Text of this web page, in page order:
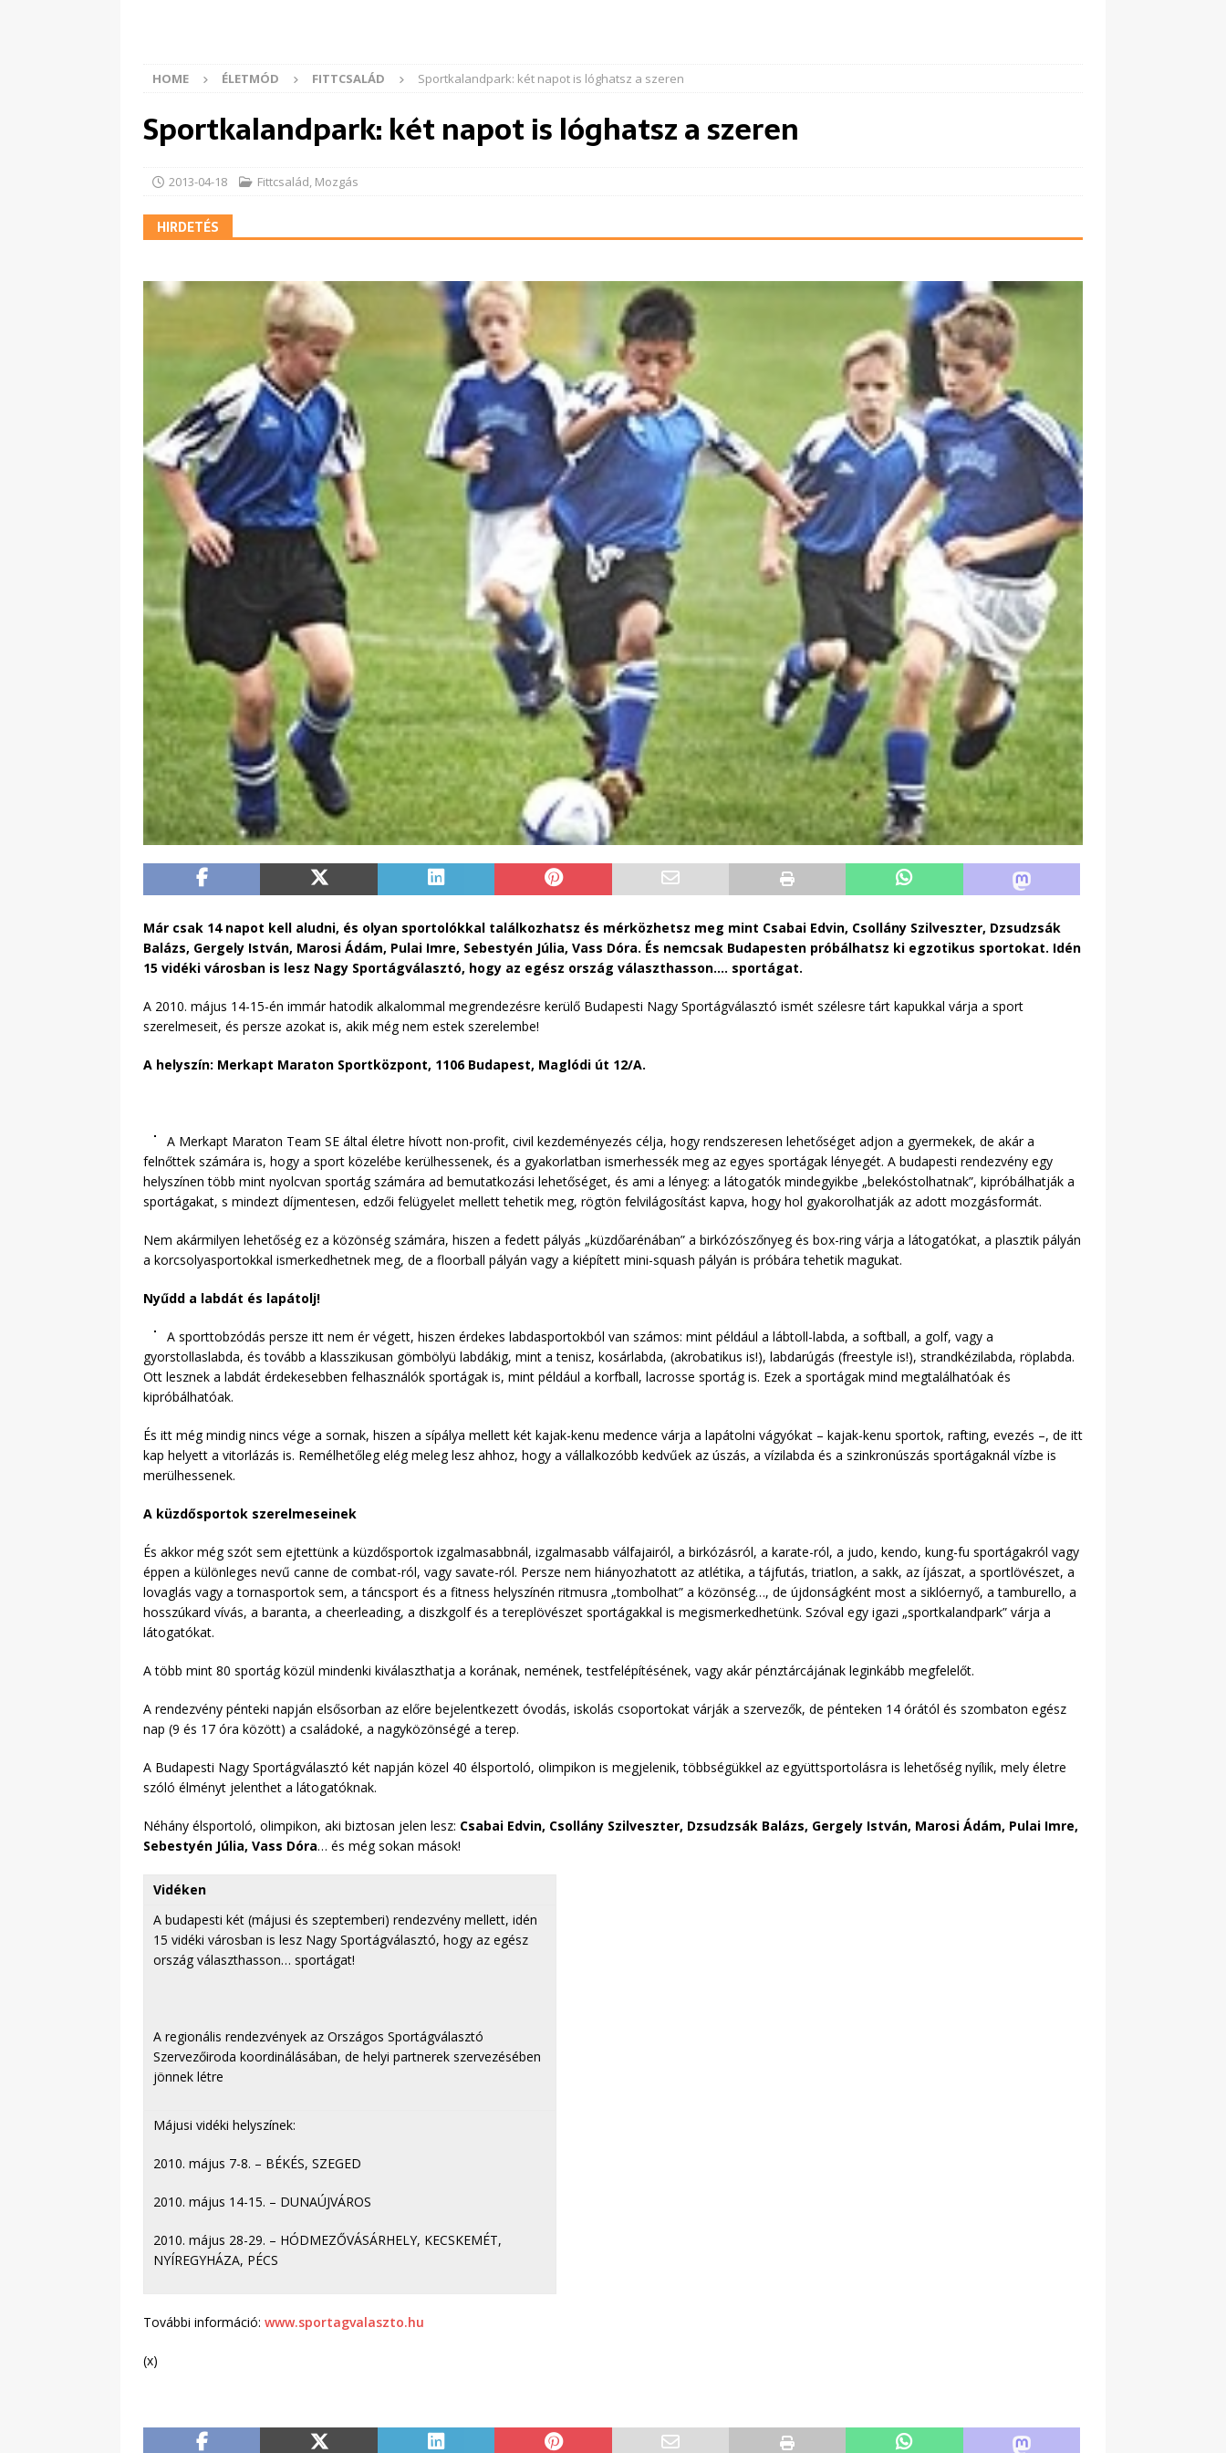
HOME ÉLETMÓD FITTCSALÁD Sportkalandpark: két napot is lóghatsz a szeren
Sportkalandpark: két napot is lóghatsz a szeren
2013-04-18 Fittcsalád, Mozgás
HIRDETÉS
Már csak 14 napot kell aludni, és olyan sportolókkal találkozhatsz és mérközhetsz meg mint Csabai Edvin, Csollány Szilveszter, Dzsudzsák
Balázs, Gergely István, Marosi Ádám, Pulai Imre, Sebestyén Júlia, Vass Dóra. És nemcsak Budapesten próbálhatsz ki egzotikus sportokat. Idén
15 vidéki városban is lesz Nagy Sportágválasztó, hogy az egész ország választhasson…. sportágat.
A 2010. május 14-15-én immár hatodik alkalommal megrendezésre kerülő Budapesti Nagy Sportágválasztó ismét szélesre tárt kapukkal várja a sport
szerelmeseit, és persze azokat is, akik még nem estek szerelembe!
A helyszín: Merkapt Maraton Sportközpont, 1106 Budapest, Maglódi út 12/A.
A Merkapt Maraton Team SE által életre hívott non-profit, civil kezdeményezés célja, hogy rendszeresen lehetőséget adjon a gyermekek, de akár a
felnőttek számára is, hogy a sport közelébe kerülhessenek, és a gyakorlatban ismerhessék meg az egyes sportágak lényegét. A budapesti rendezvény egy
helyszínen több mint nyolcvan sportág számára ad bemutatkozási lehetőséget, és ami a lényeg: a látogatók mindegyikbe „belekóstolhatnak”, kipróbálhatják a
sportágakat, s mindezt díjmentesen, edzői felügyelet mellett tehetik meg, rögtön felvilágosítást kapva, hogy hol gyakorolhatják az adott mozgásformát.
Nem akármilyen lehetőség ez a közönség számára, hiszen a fedett pályás „küzdőarénában” a birkózószőnyeg és box-ring várja a látogatókat, a plasztik pályán
a korcsolyasportokkal ismerkedhetnek meg, de a floorball pályán vagy a kiépített mini-squash pályán is próbára tehetik magukat.
Nyűdd a labdát és lapátolj!
A sporttobzódás persze itt nem ér végett, hiszen érdekes labdasportokból van számos: mint például a lábtoll-labda, a softball, a golf, vagy a
gyorstollaslabda, és tovább a klasszikusan gömbölyü labdákig, mint a tenisz, kosárlabda, (akrobatikus is!), labdarúgás (freestyle is!), strandkézilabda, röplabda.
Ott lesznek a labdát érdekesebben felhasználók sportágak is, mint például a korfball, lacrosse sportág is. Ezek a sportágak mind megtalálhatóak és
kipróbálhatóak.
És itt még mindig nincs vége a sornak, hiszen a sípálya mellett két kajak-kenu medence várja a lapátolni vágyókat – kajak-kenu sportok, rafting, evezés –, de itt
kap helyett a vitorlázás is. Remélhetőleg elég meleg lesz ahhoz, hogy a vállalkozóbb kedvűek az úszás, a vízilabda és a szinkronúszás sportágaknál vízbe is
merülhessenek.
A küzdősportok szerelmeseinek
És akkor még szót sem ejtettünk a küzdősportok izgalmasabbnál, izgalmasabb válfajairól, a birkózásról, a karate-ról, a judo, kendo, kung-fu sportágakról vagy
éppen a különleges nevű canne de combat-ról, vagy savate-ról. Persze nem hiányozhatott az atlétika, a tájfutás, triatlon, a sakk, az íjászat, a sportlövészet, a
lovaglás vagy a tornasportok sem, a táncsport és a fitness helyszínén ritmusra „tombolhat” a közönség…, de újdonságként most a siklóernyő, a tamburello, a
hosszúkard vívás, a baranta, a cheerleading, a diszkgolf és a tereplövészet sportágakkal is megismerkedhetünk. Szóval egy igazi „sportkalandpark” várja a
látogatókat.
A több mint 80 sportág közül mindenki kiválaszthatja a korának, nemének, testfelépítésének, vagy akár pénztárcájának leginkább megfelelőt.
A rendezvény pénteki napján elsősorban az előre bejelentkezett óvodás, iskolás csoportokat várják a szervezők, de pénteken 14 órától és szombaton egész
nap (9 és 17 óra között) a családoké, a nagyközönségé a terep.
A Budapesti Nagy Sportágválasztó két napján közel 40 élsportoló, olimpikon is megjelenik, többségükkel az együttsportolásra is lehetőség nyílik, mely életre
szóló élményt jelenthet a látogatóknak.
Néhány élsportoló, olimpikon, aki biztosan jelen lesz: Csabai Edvin, Csollány Szilveszter, Dzsudzsák Balázs, Gergely István, Marosi Ádám, Pulai Imre,
Sebestyén Júlia, Vass Dóra… és még sokan mások!
Vidéken
A budapesti két (májusi és szeptemberi) rendezvény mellett, idén
15 vidéki városban is lesz Nagy Sportágválasztó, hogy az egész
ország választhasson… sportágat!
A regionális rendezvények az Országos Sportágválasztó
Szervezőiroda koordinálásában, de helyi partnerek szervezésében
jönnek létre
Májusi vidéki helyszínek:
2010. május 7-8. – BÉKÉS, SZEGED
2010. május 14-15. – DUNAÚJVÁROS
2010. május 28-29. – HÓDMEZŐVÁSÁRHELY, KECSKEMÉT,
NYÍREGYHÁZA, PÉCS
További információ: www.sportagvalaszto.hu
(x)